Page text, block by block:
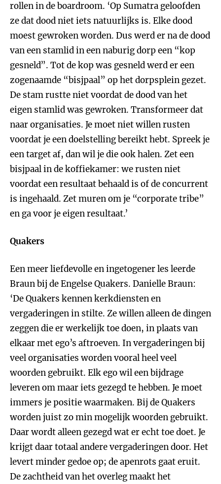
rollen in de boardroom. ‘Op Sumatra geloofden
ze dat dood niet iets natuurlijks is. Elke dood
moest gewroken worden. Dus werd er na de dood
van een stamlid in een naburig dorp een “kop
gesneld”. Tot de kop was gesneld werd er een
zogenaamde “bisjpaal” op het dorpsplein gezet.
De stam rustte niet voordat de dood van het
eigen stamlid was gewroken. Transformeer dat
naar organisaties. Je moet niet willen rusten
voordat je een doelstelling bereikt hebt. Spreek je
een target af, dan wil je die ook halen. Zet een
bisjpaal in de koffiekamer: we rusten niet
voordat een resultaat behaald is of de concurrent
is ingehaald. Zet muren om je “corporate tribe”
en ga voor je eigen resultaat.’
Quakers
Een meer liefdevolle en ingetogener les leerde
Braun bij de Engelse Quakers. Danielle Braun:
‘De Quakers kennen kerkdiensten en
vergaderingen in stilte. Ze willen alleen de dingen
zeggen die er werkelijk toe doen, in plaats van
elkaar met ego’s aftroeven. In vergaderingen bij
veel organisaties worden vooral heel veel
woorden gebruikt. Elk ego wil een bijdrage
leveren om maar iets gezegd te hebben. Je moet
immers je positie waarmaken. Bij de Quakers
worden juist zo min mogelijk woorden gebruikt.
Daar wordt alleen gezegd wat er echt toe doet. Je
krijgt daar totaal andere vergaderingen door. Het
levert minder gedoe op; de apenrots gaat eruit.
De zachtheid van het overleg maakt het